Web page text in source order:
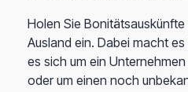
Holen Sie
Ausland ein. Dabei macht
es sich um ein
oder um einen noch